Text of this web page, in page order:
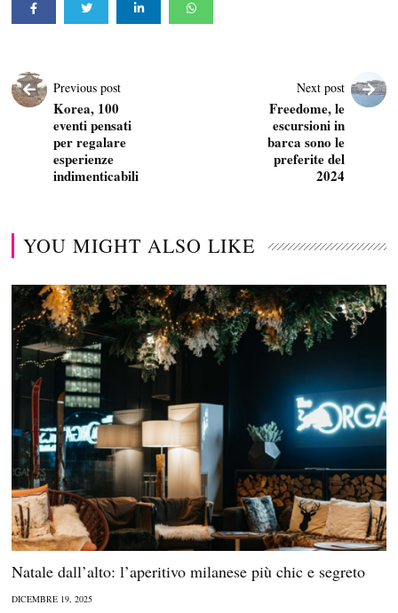
Previous post
Korea, 100
eventi pensati
per regalare
esperienze
indimenticabili
Next post
Freedome, le
escursioni in
barca sono le
preferite del
2024
YOU MIGHT ALSO LIKE
Natale dall’alto: l’aperitivo milanese più chic e segreto
DICEMBRE 19, 2025